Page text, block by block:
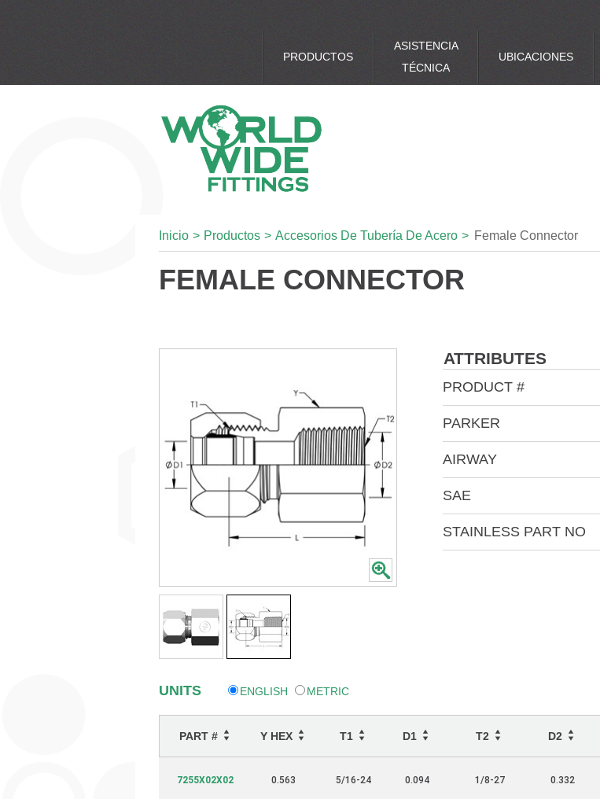
PRODUCTOS
ASISTENCIA
TÉCNICA
UBICACIONES
Inicio > Productos > Accesorios De Tubería De Acero > Female Connector
FEMALE CONNECTOR
ATTRIBUTES
PRODUCT #
PARKER
AIRWAY
SAE
STAINLESS PART NO
UNITS ENGLISH METRIC
PART # Y HEX T1 D1 T2 D2
7255X02X02 0.563 5/16-24 0.094 1/8-27 0.332